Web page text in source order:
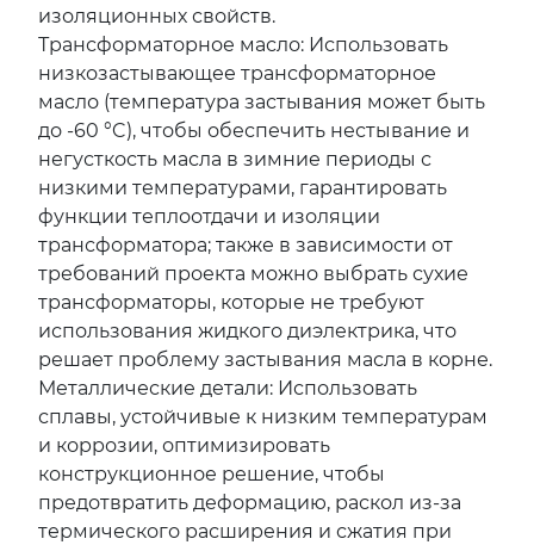
изоляционных свойств.
Трансформаторное масло: Использовать
низкозастывающее трансформаторное
масло (температура застывания может быть
до -60 °C), чтобы обеспечить нестывание и
негусткость масла в зимние периоды с
низкими температурами, гарантировать
функции теплоотдачи и изоляции
трансформатора; также в зависимости от
требований проекта можно выбрать сухие
трансформаторы, которые не требуют
использования жидкого диэлектрика, что
решает проблему застывания масла в корне.
Металлические детали: Использовать
сплавы, устойчивые к низким температурам
и коррозии, оптимизировать
конструкционное решение, чтобы
предотвратить деформацию, раскол из-за
термического расширения и сжатия при